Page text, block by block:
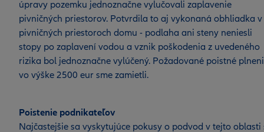
úpravy pozemku jednoznačne vylučovali zaplavenie
pivničných priestorov. Potvrdila to aj vykonaná obhliadka v
pivničných priestoroch domu - podlaha ani steny neniesli
stopy po zaplavení vodou a vznik poškodenia z uvedeného
rizika bol jednoznačne vylúčený. Požadované poistné
vo výške 2500 eur sme zamietli.
Poistenie podnikateľov
Najčastejšie sa vyskytujúce pokusy o podvod v tejto oblasti